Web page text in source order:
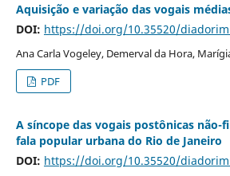
Aquisição e variação das vogais
DOI: https://doi.org/10.35520/
Ana Carla Vogeley, Demerval da Hora,
PDF
A síncope das vogais postônicas não-
fala popular urbana do Rio de Janeiro
DOI: https://doi.org/10.35520/